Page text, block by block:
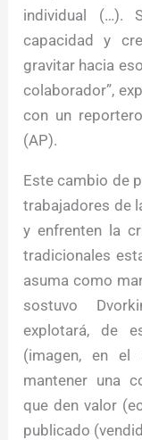
individual (…).
capacidad y
gravitar hacia
colaborador”,
con un
(AP).
Este cambio de
trabajadores de
y enfrenten la
tradicionales
asuma como
sostuvo
explotará, de
(imagen, en el
mantener una
que den valor
publicado